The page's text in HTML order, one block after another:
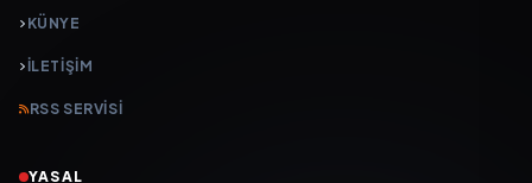
KÜNYE
İLETIŞIM
RSS SERVISI
YASAL